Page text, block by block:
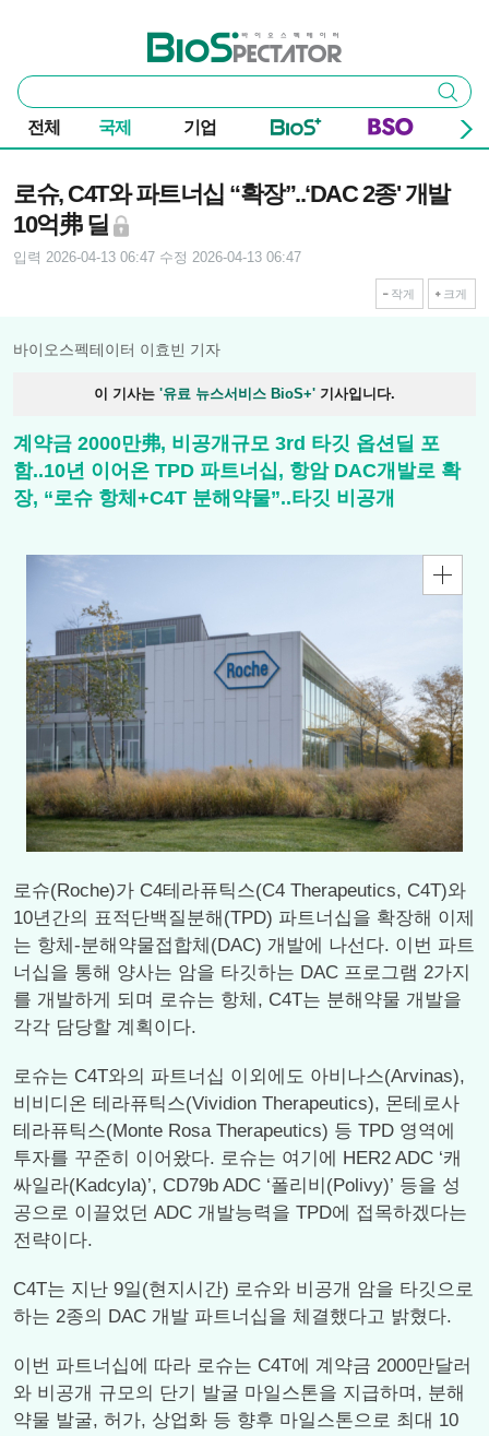
바이오스펙테이터
통
합
검
색
검색
전체 국제 기업
로슈, C4T와 파트너십 “확장”..‘DAC 2종' 개발
10억弗 딜
입력 2026-04-13 06:47 수정 2026-04-13 06:47
작게 크게
바이오스펙테이터 이효빈 기자
이 기사는 '유료 뉴스서비스 BioS+' 기사입니다.
계약금 2000만弗, 비공개규모 3rd 타깃 옵션딜 포
함..10년 이어온 TPD 파트너십, 항암 DAC개발로 확
장, “로슈 항체+C4T 분해약물”..타깃 비공개
로슈(Roche)가 C4테라퓨틱스(C4 Therapeutics, C4T)와
10년간의 표적단백질분해(TPD) 파트너십을 확장해 이제
는 항체-분해약물접합체(DAC) 개발에 나선다. 이번 파트
너십을 통해 양사는 암을 타깃하는 DAC 프로그램 2가지
를 개발하게 되며 로슈는 항체, C4T는 분해약물 개발을
각각 담당할 계획이다.
로슈는 C4T와의 파트너십 이외에도 아비나스(Arvinas),
비비디온 테라퓨틱스(Vividion Therapeutics), 몬테로사
테라퓨틱스(Monte Rosa Therapeutics) 등 TPD 영역에
투자를 꾸준히 이어왔다. 로슈는 여기에 HER2 ADC ‘캐
싸일라(Kadcyla)’, CD79b ADC ‘폴리비(Polivy)’ 등을 성
공으로 이끌었던 ADC 개발능력을 TPD에 접목하겠다는
전략이다.
C4T는 지난 9일(현지시간) 로슈와 비공개 암을 타깃으로
하는 2종의 DAC 개발 파트너십을 체결했다고 밝혔다.
이번 파트너십에 따라 로슈는 C4T에 계약금 2000만달러
와 비공개 규모의 단기 발굴 마일스톤을 지급하며, 분해
약물 발굴, 허가, 상업화 등 향후 마일스톤으로 최대 10